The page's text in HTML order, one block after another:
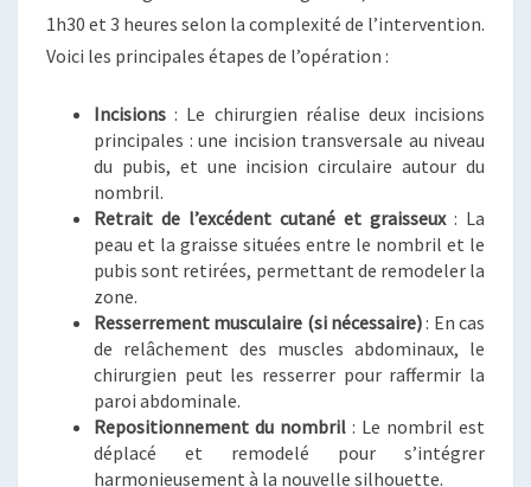
1h30 et 3 heures selon la complexité de l’intervention.
Voici les principales étapes de l’opération :
Incisions : Le chirurgien réalise deux incisions
principales : une incision transversale au niveau
du pubis, et une incision circulaire autour du
nombril.
Retrait de l’excédent cutané et graisseux: La
peau et la graisse situées entre le nombril et le
pubis sont retirées, permettant de remodeler la
zone.
Resserrement musculaire (si nécessaire): En cas
de relâchement des muscles abdominaux, le
chirurgien peut les resserrer pour raffermir la
paroi abdominale.
Repositionnement du nombril : Le nombril est
déplacé et remodelé pour s’intégrer
harmonieusement à la nouvelle silhouette.